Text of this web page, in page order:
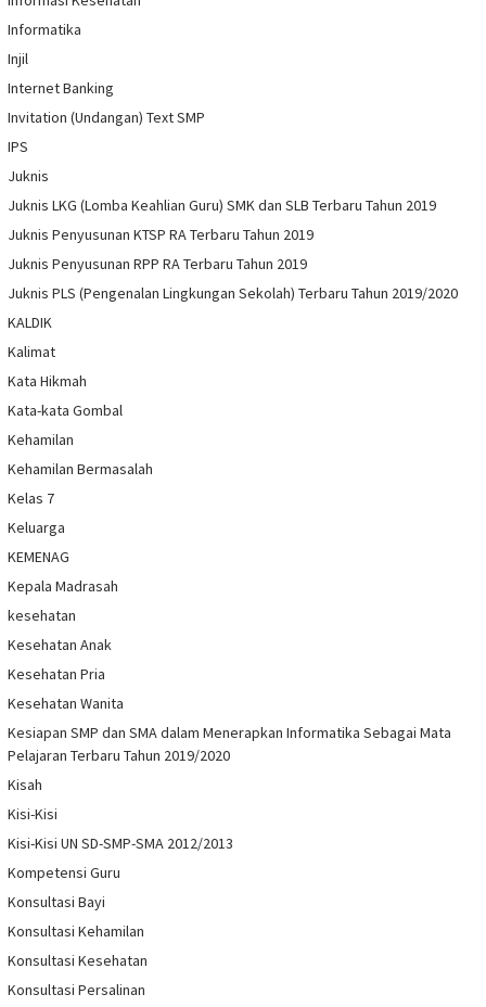
Informatika
Injil
Internet Banking
Invitation (Undangan) Text SMP
IPS
Juknis
Juknis LKG (Lomba Keahlian Guru) SMK dan SLB Terbaru Tahun 2019
Juknis Penyusunan KTSP RA Terbaru Tahun 2019
Juknis Penyusunan RPP RA Terbaru Tahun 2019
Juknis PLS (Pengenalan Lingkungan Sekolah) Terbaru Tahun 2019/2020
KALDIK
Kalimat
Kata Hikmah
Kata-kata Gombal
Kehamilan
Kehamilan Bermasalah
Kelas 7
Keluarga
KEMENAG
Kepala Madrasah
kesehatan
Kesehatan Anak
Kesehatan Pria
Kesehatan Wanita
Kesiapan SMP dan SMA dalam Menerapkan Informatika Sebagai Mata
Pelajaran Terbaru Tahun 2019/2020
Kisah
Kisi-Kisi
Kisi-Kisi UN SD-SMP-SMA 2012/2013
Kompetensi Guru
Konsultasi Bayi
Konsultasi Kehamilan
Konsultasi Kesehatan
Konsultasi Persalinan